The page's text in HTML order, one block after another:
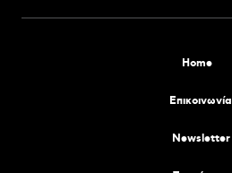
Home
Επικοινωνία
Newsletter